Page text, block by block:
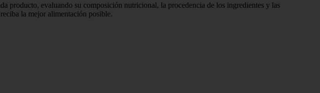
producto, evaluando su composición nutricional, la procedencia de los ingredientes y las
la mejor alimentación posible.